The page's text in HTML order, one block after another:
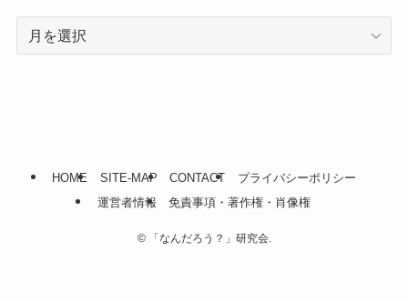
HOME SITE-MAP CONTACT
プライバシーポリシー
運営者情報
免責事項・著作権・肖像権
©「なんだろう？」研究会.